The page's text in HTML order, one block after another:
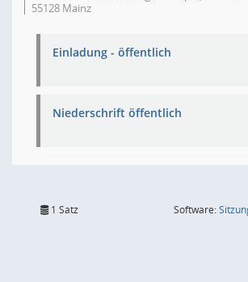
55128 Mainz
Einladung - öffentlich
Niederschrift öffentlich
1 Satz Software: